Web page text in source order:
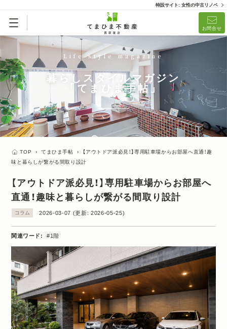
特設サイト: 女性の中古リノベ
お問合せ
Life style magazine
暮らしスタイルマガジン
「てまひま手帖」
TOP › てまひま手帖 ›
【アウトドア派必見！】専用駐車場からお部屋へ直通！趣
味と暮らしが繋がる間取り設計
【アウトドア派必見！】専用駐車場からお部屋へ
直通！趣味と暮らしが繋がる間取り設計
コラム 2026-03-07 (更新: 2026-05-25)
関連ワード: 1階